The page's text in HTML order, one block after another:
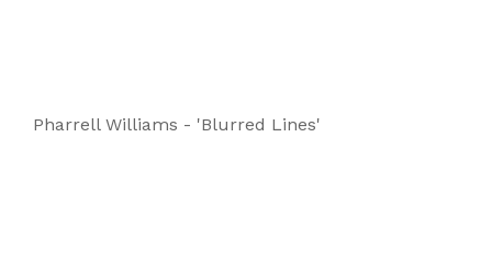
Pharrell Williams - 'Blurred Lines'